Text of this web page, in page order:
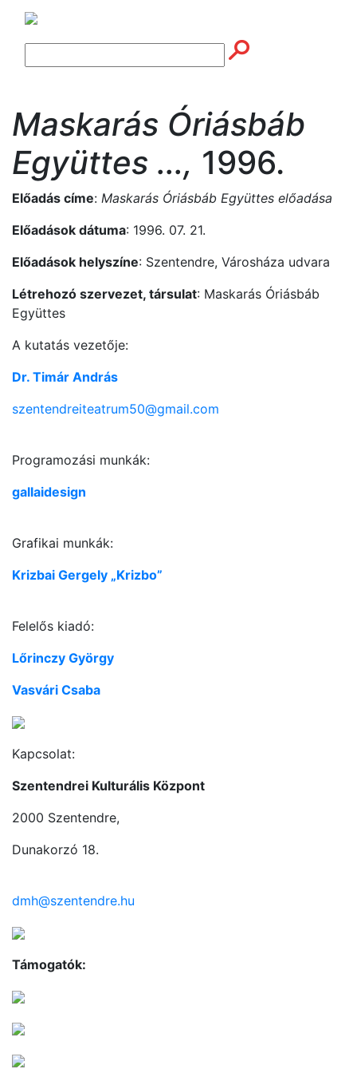
Maskarás Óriásbáb
Együttes ..., 1996.
Előadás címe: Maskarás Óriásbáb Együttes előadása
Előadások dátuma: 1996. 07. 21.
Előadások helyszíne: Szentendre, Városháza udvara
Létrehozó szervezet, társulat: Maskarás Óriásbáb
Együttes
A kutatás vezetője:
Dr. Timár András
szentendreiteatrum50@gmail.com
Programozási munkák:
gallaidesign
Grafikai munkák:
Krizbai Gergely „Krizbo”
Felelős kiadó:
Lőrinczy György
Vasvári Csaba
Kapcsolat:
Szentendrei Kulturális Központ
2000 Szentendre,
Dunakorzó 18.
dmh@szentendre.hu
Támogatók: